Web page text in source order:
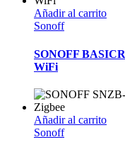
Añadir al carrito
Sonoff
SONOFF
WiFi
Añadir al carrito
Sonoff